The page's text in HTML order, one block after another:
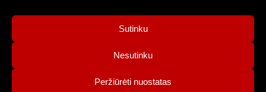
Sutinku
Nesutinku
Peržiūrėti nuostatas
2026 © Raseinių rajono kultūros centras